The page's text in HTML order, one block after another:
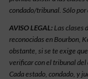
condado/tribunal. Sólo
AVISO LEGAL:Las clases
reconocidas en Bourbon,
obstante, si se te exige
verificar con el tribunal del
Cada estado, condado, y